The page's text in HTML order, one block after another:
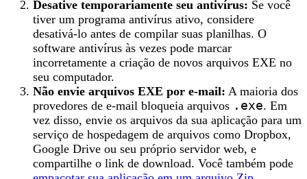
Desative temporariamente seu antivírus: Se você
tiver um programa antivírus ativo, considere
desativá-lo antes de compilar suas planilhas. O
software antivírus às vezes pode marcar
incorretamente a criação de novos arquivos EXE no
seu computador.
Não envie arquivos EXE por e-mail: A maioria dos
provedores de e-mail bloqueia arquivos .exe. Em
vez disso, envie os arquivos da sua aplicação para um
serviço de hospedagem de arquivos como Dropbox,
Google Drive ou seu próprio servidor web, e
compartilhe o link de download. Você também pode